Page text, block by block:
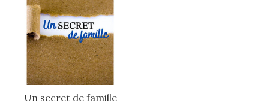
Un secret de famille